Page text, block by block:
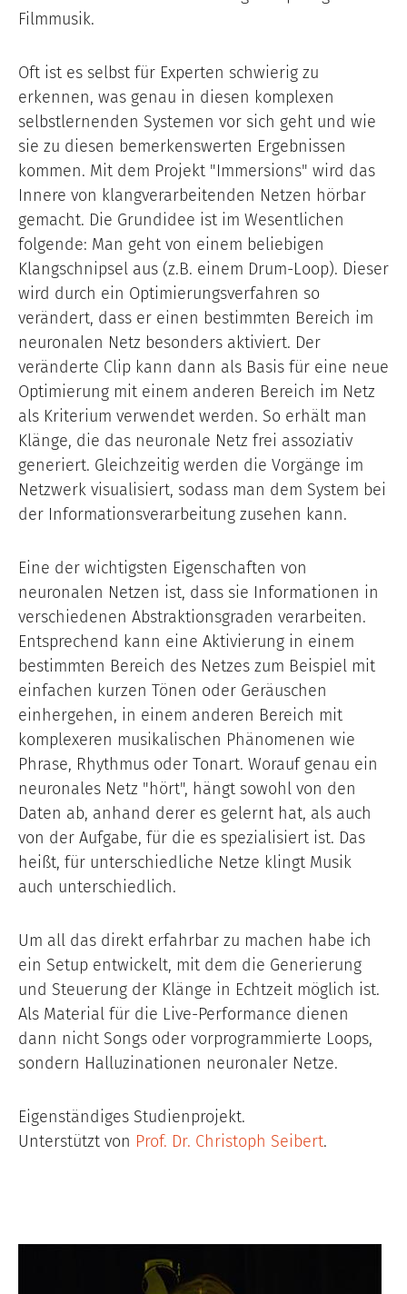
Filmmusik.
Oft ist es selbst für Experten schwierig zu
erkennen, was genau in diesen komplexen
selbstlernenden Systemen vor sich geht und wie
sie zu diesen bemerkenswerten Ergebnissen
kommen. Mit dem Projekt "Immersions" wird das
Innere von klangverarbeitenden Netzen hörbar
gemacht. Die Grundidee ist im Wesentlichen
folgende: Man geht von einem beliebigen
Klangschnipsel aus (z.B. einem Drum-Loop). Dieser
wird durch ein Optimierungsverfahren so
verändert, dass er einen bestimmten Bereich im
neuronalen Netz besonders aktiviert. Der
veränderte Clip kann dann als Basis für eine neue
Optimierung mit einem anderen Bereich im Netz
als Kriterium verwendet werden. So erhält man
Klänge, die das neuronale Netz frei assoziativ
generiert. Gleichzeitig werden die Vorgänge im
Netzwerk visualisiert, sodass man dem System bei
der Informationsverarbeitung zusehen kann.
Eine der wichtigsten Eigenschaften von
neuronalen Netzen ist, dass sie Informationen in
verschiedenen Abstraktionsgraden verarbeiten.
Entsprechend kann eine Aktivierung in einem
bestimmten Bereich des Netzes zum Beispiel mit
einfachen kurzen Tönen oder Geräuschen
einhergehen, in einem anderen Bereich mit
komplexeren musikalischen Phänomenen wie
Phrase, Rhythmus oder Tonart. Worauf genau ein
neuronales Netz "hört", hängt sowohl von den
Daten ab, anhand derer es gelernt hat, als auch
von der Aufgabe, für die es spezialisiert ist. Das
heißt, für unterschiedliche Netze klingt Musik
auch unterschiedlich.
Um all das direkt erfahrbar zu machen habe ich
ein Setup entwickelt, mit dem die Generierung
und Steuerung der Klänge in Echtzeit möglich ist.
Als Material für die Live-Performance dienen
dann nicht Songs oder vorprogrammierte Loops,
sondern Halluzinationen neuronaler Netze.
Eigenständiges Studienprojekt.
Unterstützt von Prof. Dr. Christoph Seibert.